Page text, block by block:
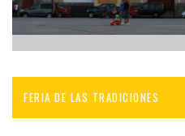
FERIA DE LAS TRADICIONES